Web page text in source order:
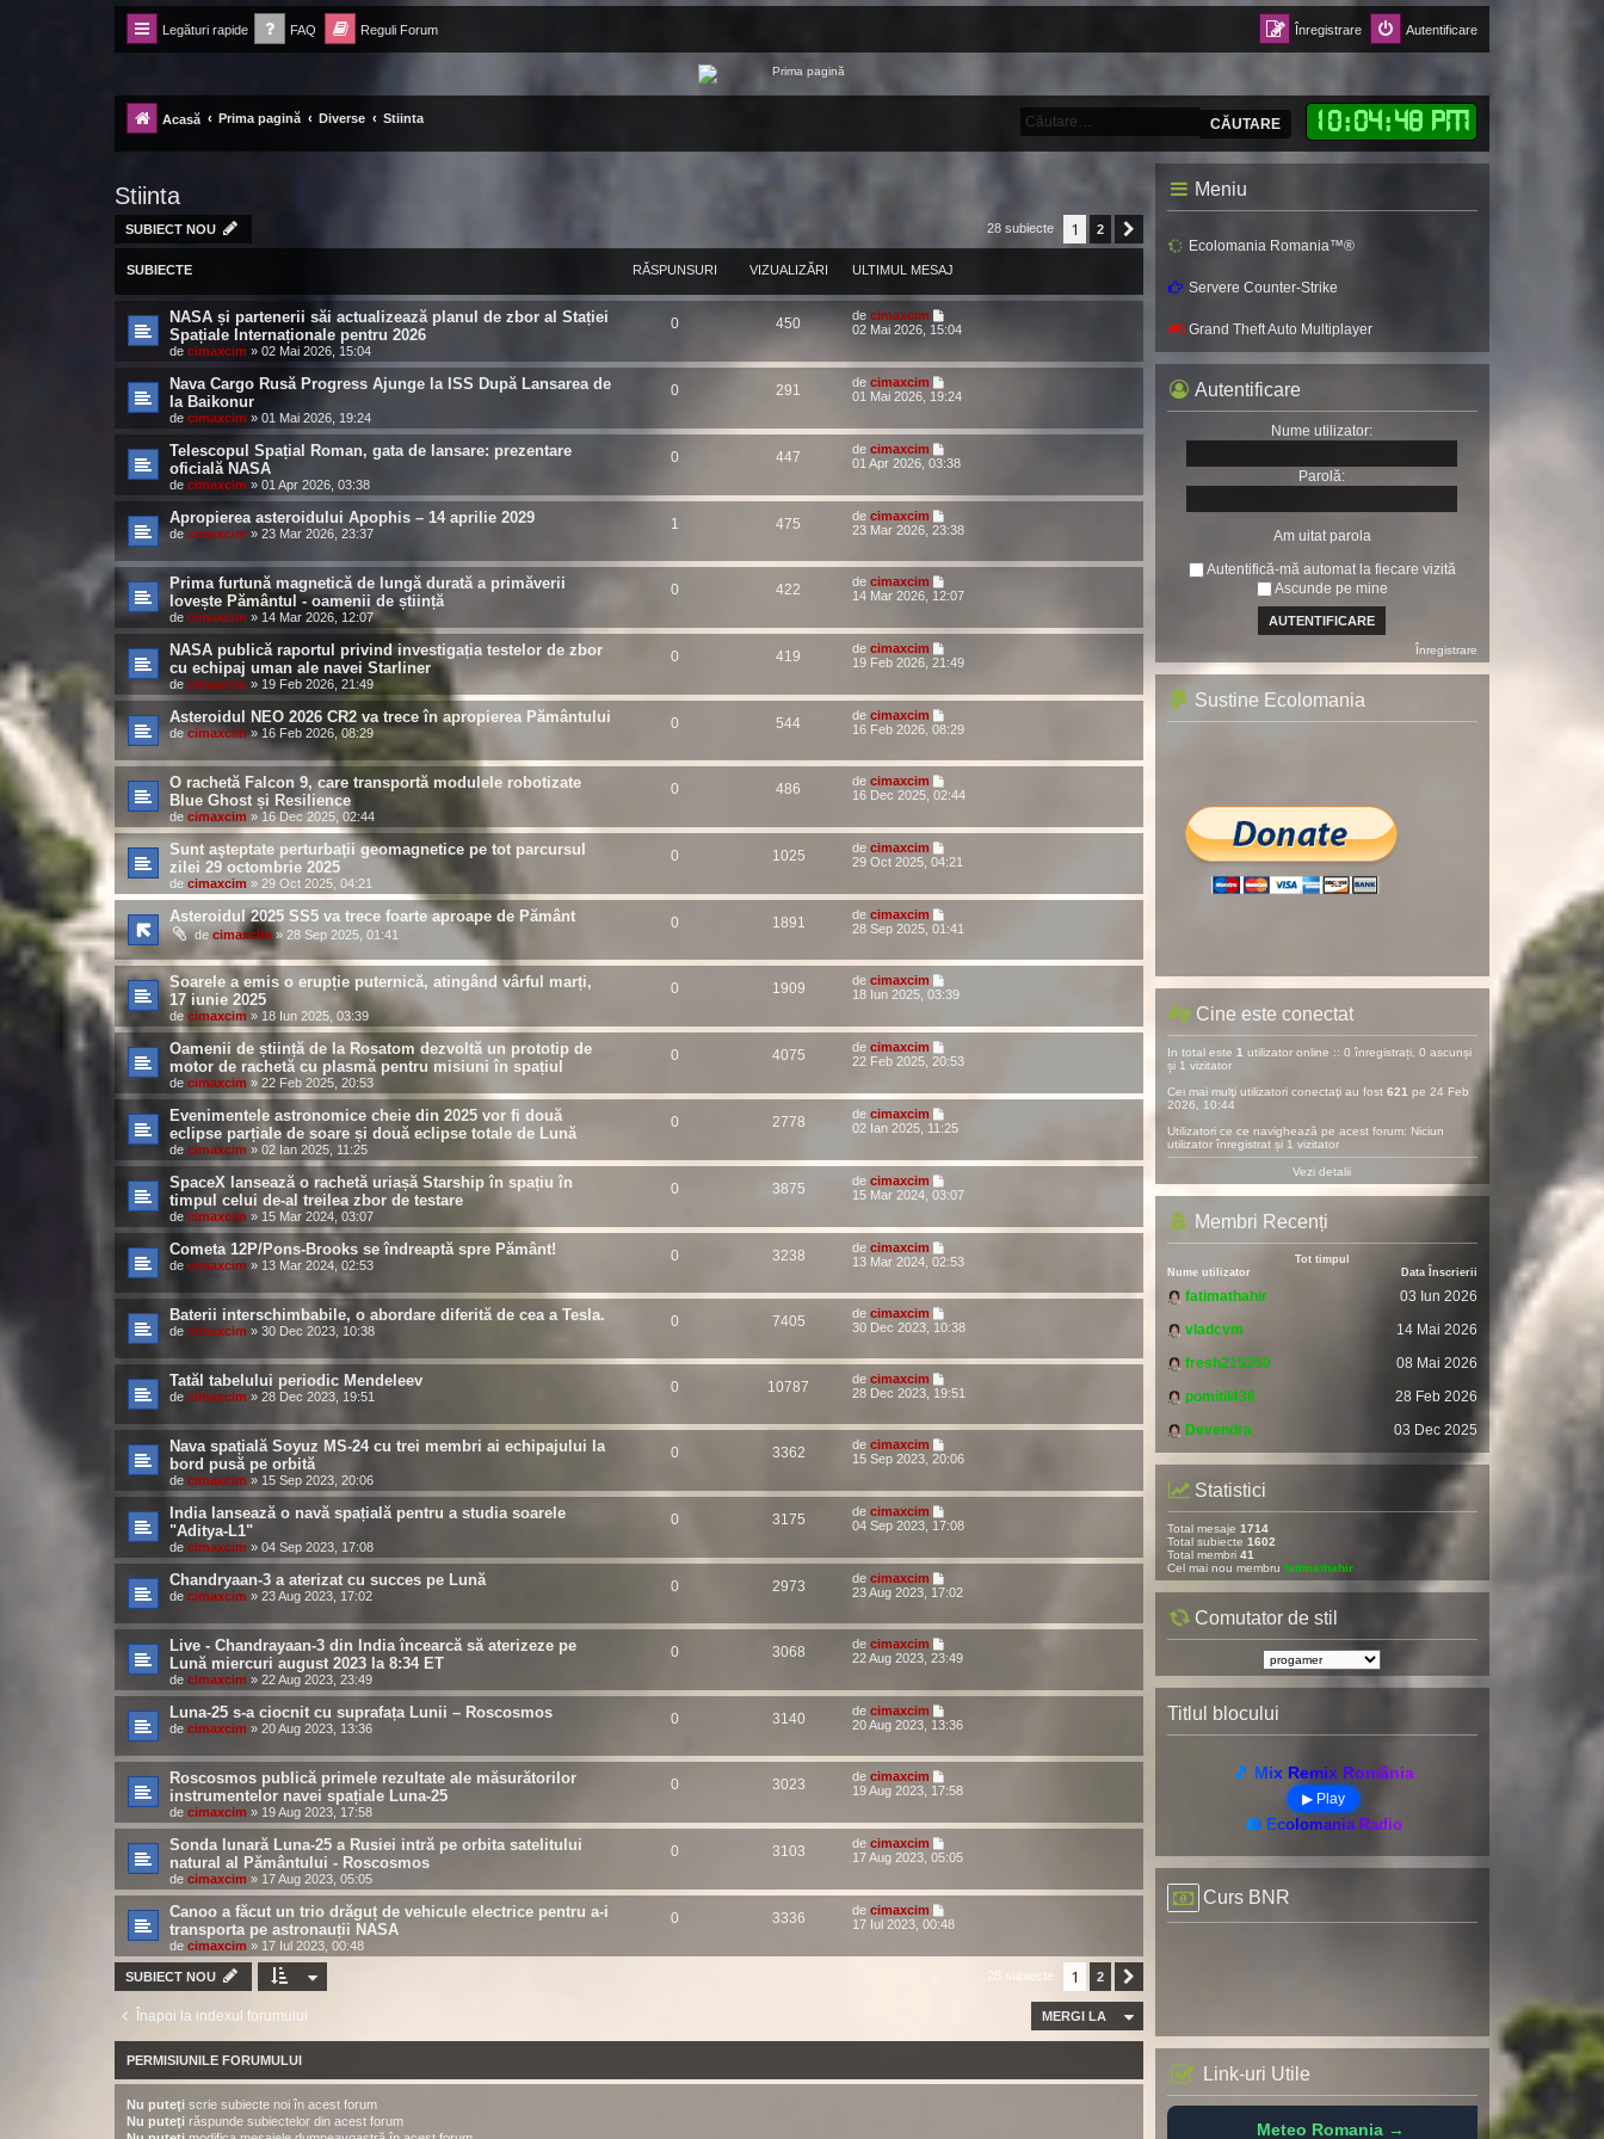
Legături rapide FAQ Reguli Forum Autentificare
Înregistrare
Forum Ecolomania™®
-= Idei pentru viitor =-
Acasă Prima pagină Diverse Stiinta 10:04:49 PM
CĂUTARE
Stiinta
SUBIECT NOU 28 subiecte 1 2
SUBIECTE RĂSPUNSURI VIZUALIZĂRI ULTIMUL MESAJ
NASA și partenerii săi actualizează planul de zbor al Stației
Spațiale Internaționale pentru 2026
de cimaxcim » 02 Mai 2026, 15:04
0 450 de cimaxcim
02 Mai 2026, 15:04
Nava Cargo Rusă Progress Ajunge la ISS După Lansarea de
la Baikonur
de cimaxcim » 01 Mai 2026, 19:24
0 291 de cimaxcim
01 Mai 2026, 19:24
Telescopul Spațial Roman, gata de lansare: prezentare
oficială NASA
de cimaxcim » 01 Apr 2026, 03:38
0 447 de cimaxcim
01 Apr 2026, 03:38
Apropierea asteroidului Apophis – 14 aprilie 2029
de cimaxcim » 23 Mar 2026, 23:37
1 475 de cimaxcim
23 Mar 2026, 23:38
Prima furtună magnetică de lungă durată a primăverii
lovește Pământul - oamenii de știință
de cimaxcim » 14 Mar 2026, 12:07
0 422 de cimaxcim
14 Mar 2026, 12:07
NASA publică raportul privind investigația testelor de zbor
cu echipaj uman ale navei Starliner
de cimaxcim » 19 Feb 2026, 21:49
0 419 de cimaxcim
19 Feb 2026, 21:49
Asteroidul NEO 2026 CR2 va trece în apropierea Pământului
de cimaxcim » 16 Feb 2026, 08:29
0 544 de cimaxcim
16 Feb 2026, 08:29
O rachetă Falcon 9, care transportă modulele robotizate
Blue Ghost și Resilience
de cimaxcim » 16 Dec 2025, 02:44
0 486 de cimaxcim
16 Dec 2025, 02:44
Sunt aşteptate perturbaţii geomagnetice pe tot parcursul
zilei 29 octombrie 2025
de cimaxcim » 29 Oct 2025, 04:21
0 1025 de cimaxcim
29 Oct 2025, 04:21
Asteroidul 2025 SS5 va trece foarte aproape de Pământ
de cimaxcim » 28 Sep 2025, 01:41
0 1891 de cimaxcim
28 Sep 2025, 01:41
Soarele a emis o erupție puternică, atingând vârful marți,
17 iunie 2025
de cimaxcim » 18 Iun 2025, 03:39
0 1909 de cimaxcim
18 Iun 2025, 03:39
Oamenii de știință de la Rosatom dezvoltă un prototip de
motor de rachetă cu plasmă pentru misiuni în spațiul
de cimaxcim » 22 Feb 2025, 20:53
0 4075 de cimaxcim
22 Feb 2025, 20:53
Evenimentele astronomice cheie din 2025 vor fi două
eclipse parțiale de soare și două eclipse totale de Lună
de cimaxcim » 02 Ian 2025, 11:25
0 2778 de cimaxcim
02 Ian 2025, 11:25
SpaceX lansează o rachetă uriașă Starship în spațiu în
timpul celui de-al treilea zbor de testare
de cimaxcim » 15 Mar 2024, 03:07
0 3875 de cimaxcim
15 Mar 2024, 03:07
Cometa 12P/Pons-Brooks se îndreaptă spre Pământ!
de cimaxcim » 13 Mar 2024, 02:53
0 3238 de cimaxcim
13 Mar 2024, 02:53
Baterii interschimbabile, o abordare diferită de cea a Tesla.
de cimaxcim » 30 Dec 2023, 10:38
0 7405 de cimaxcim
30 Dec 2023, 10:38
Tatăl tabelului periodic Mendeleev
de cimaxcim » 28 Dec 2023, 19:51
0 10787 de cimaxcim
28 Dec 2023, 19:51
Nava spațială Soyuz MS-24 cu trei membri ai echipajului la
bord pusă pe orbită
de cimaxcim » 15 Sep 2023, 20:06
0 3362 de cimaxcim
15 Sep 2023, 20:06
India lansează o navă spațială pentru a studia soarele
"Aditya-L1"
de cimaxcim » 04 Sep 2023, 17:08
0 3175 de cimaxcim
04 Sep 2023, 17:08
Chandryaan-3 a aterizat cu succes pe Lună
de cimaxcim » 23 Aug 2023, 17:02
0 2973 de cimaxcim
23 Aug 2023, 17:02
Live - Chandrayaan-3 din India încearcă să aterizeze pe
Lună miercuri august 2023 la 8:34 ET
de cimaxcim » 22 Aug 2023, 23:49
0 3068 de cimaxcim
22 Aug 2023, 23:49
Luna-25 s-a ciocnit cu suprafața Lunii – Roscosmos
de cimaxcim » 20 Aug 2023, 13:36
0 3140 de cimaxcim
20 Aug 2023, 13:36
Roscosmos publică primele rezultate ale măsurătorilor
instrumentelor navei spațiale Luna-25
de cimaxcim » 19 Aug 2023, 17:58
0 3023 de cimaxcim
19 Aug 2023, 17:58
Sonda lunară Luna-25 a Rusiei intră pe orbita satelitului
natural al Pământului - Roscosmos
de cimaxcim » 17 Aug 2023, 05:05
0 3103 de cimaxcim
17 Aug 2023, 05:05
Canoo a făcut un trio drăguț de vehicule electrice pentru a-i
transporta pe astronauții NASA
de cimaxcim » 17 Iul 2023, 00:48
0 3336 de cimaxcim
17 Iul 2023, 00:48
SUBIECT NOU 28 subiecte 1 2
Înapoi la indexul forumului MERGI LA
PERMISIUNILE FORUMULUI
Nu puteţi scrie subiecte noi în acest forum
Nu puteţi răspunde subiectelor din acest forum
Meniu
Ecolomania Romania™®
Servere Counter-Strike
Grand Theft Auto Multiplayer
Autentificare
Nume utilizator:
Parolă:
Am uitat parola
Autentifică-mă automat la fiecare vizită
Ascunde pe mine
Înregistrare
Sustine Ecolomania
Cine este conectat
In total este 1 utilizator online :: 0 înregistrați, 0 ascunși
și 1 vizitator
Cei mai mulţi utilizatori conectaţi au fost 621 pe 24 Feb
2026, 10:44
Utilizatori ce ce navighează pe acest forum: Niciun
utilizator înregistrat și 1 vizitator
Vezi detalii
Membri Recenți
Tot timpul
Nume utilizator
Data Înscrierii
fatimathahir
03 Iun 2026
vladcvm
14 Mai 2026
fresh215250
08 Mai 2026
pomitil436
28 Feb 2026
Devendra
03 Dec 2025
Statistici
Total mesaje 1714
Total subiecte 1602
Total membri 41
Cel mai nou membru fatimathahir
Comutator de stil
Titlul blocului
🎵 Mix Remix România
▶ Play
📻 Ecolomania Radio
Curs BNR
Link-uri Utile
Meteo Romania →